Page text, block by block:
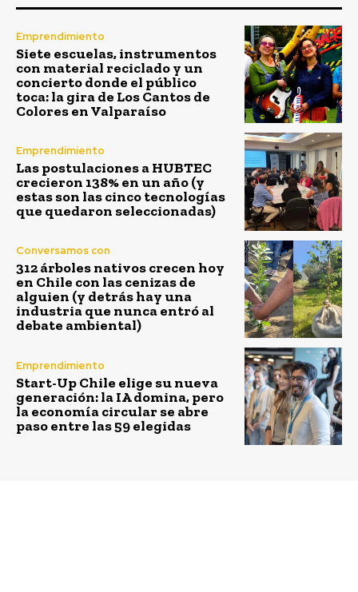
Emprendimiento
Siete escuelas, instrumentos
con material reciclado y un
concierto donde el público
toca: la gira de Los Cantos de
Colores en Valparaíso
Emprendimiento
Las postulaciones a HUBTEC
crecieron 138% en un año (y
estas son las cinco tecnologías
que quedaron seleccionadas)
Conversamos con
312 árboles nativos crecen hoy
en Chile con las cenizas de
alguien (y detrás hay una
industria que nunca entró al
debate ambiental)
Emprendimiento
Start-Up Chile elige su nueva
generación: la IA domina, pero
la economía circular se abre
paso entre las 59 elegidas